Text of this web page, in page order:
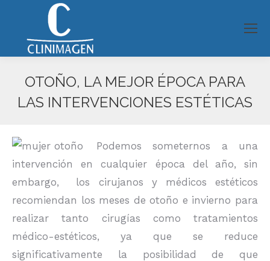
OTOÑO, LA MEJOR ÉPOCA PARA
LAS INTERVENCIONES ESTÉTICAS
Podemos someternos a una
intervención en cualquier época del año, sin
embargo, los cirujanos y médicos estéticos
recomiendan los meses de otoño e invierno para
realizar tanto cirugías como tratamientos
médico-estéticos, ya que se reduce
significativamente la posibilidad de que